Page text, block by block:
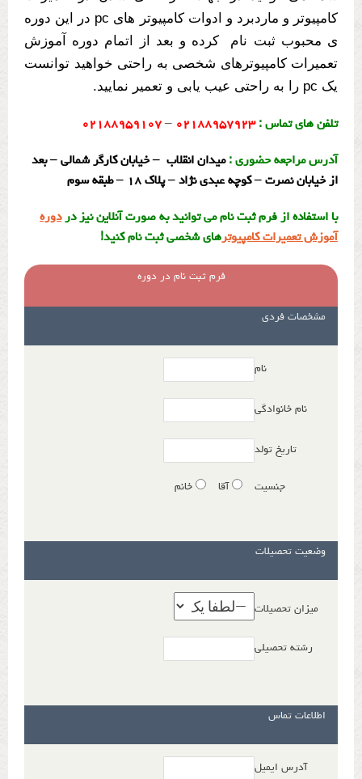
کامپیوتر و ماردبرد و ادوات کامپیوتر های pc در این دوره
ی محبوب ثبت نام کرده و بعد از اتمام دوره آموزش
تعمیرات کامپیوترهای شخصی به راحتی خواهید توانست
یک pc را به راحتی عیب یابی و تعمیر نمایید.
تلفن های تماس : ۰۲۱۸۸۹۵۷۹۲۳ – ۰۲۱۸۸۹۵۹۱۰۷
آدرس مراجعه حضوری : میدان انقلاب – خیابان کارگر شمالی – بعد
از خیابان نصرت – کوچه عبدی نژاد – پلاک ۱۸ – طبقه سوم
با استفاده از فرم ثبت نام می توانید به صورت آنلاین نیز دردوره
آموزش تعمیرات کامپیوترهای شخصی ثبت نام کنید!
فرم ثبت نام در دوره
مشخصات فردی
نام
نام خانوادگی
تاریخ تولد
جنسیت آقا خانم
وضعیت تحصیلات
میزان تحصیلات
رشته تحصیلی
اطلاعات تماس
آدرس ایمیل